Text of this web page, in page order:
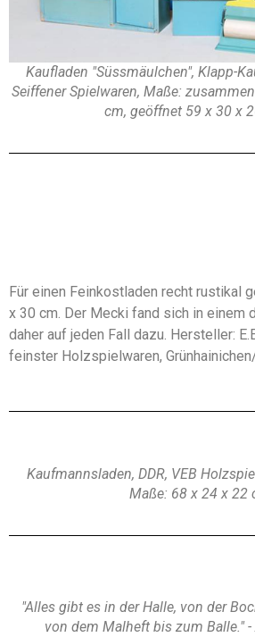
Kaufladen "Süssmäulchen", Klapp-
Seiffener Spielwaren, Maße:
cm, geöffnet 59 x 30 x
Für einen Feinkostladen recht rustikal
x 30 cm. Der Mecki fand sich in einem
daher auf jeden Fall dazu. Hersteller:
feinster Holzspielwaren,
Kaufmannsladen, DDR, VEB
Maße: 68 x 24 x 22
"Alles gibt es in der Halle, von der
von dem Malheft bis zum Balle." -